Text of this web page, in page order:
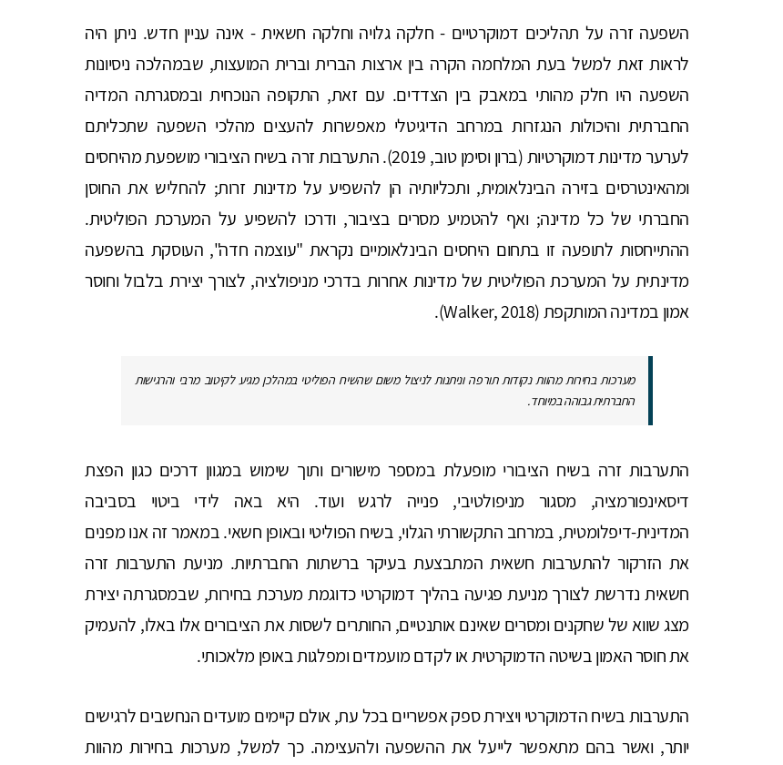
השפעה זרה על תהליכים דמוקרטיים - חלקה גלויה וחלקה חשאית - אינה עניין חדש. ניתן היה
לראות זאת למשל בעת המלחמה הקרה בין ארצות הברית וברית המועצות, שבמהלכה ניסיונות
השפעה היו חלק מהותי במאבק בין הצדדים. עם זאת, התקופה הנוכחית ובמסגרתה המדיה
החברתית והיכולות הנגזרות במרחב הדיגיטלי מאפשרות להעצים מהלכי השפעה שתכליתם
לערער מדינות דמוקרטיות (ברון וסימן טוב, 2019). התערבות זרה בשיח הציבורי מושפעת מהיחסים
ומהאינטרסים בזירה הבינלאומית, ותכליותיה הן להשפיע על מדינות זרות; להחליש את החוסן
החברתי של כל מדינה; ואף להטמיע מסרים בציבור, ודרכו להשפיע על המערכת הפוליטית.
ההתייחסות לתופעה זו בתחום היחסים הבינלאומיים נקראת "עוצמה חדה", העוסקת בהשפעה
מדינתית על המערכת הפוליטית של מדינות אחרות בדרכי מניפולציה, לצורך יצירת בלבול וחוסר
אמון במדינה המותקפת (Walker, 2018).
מערכות בחירות מהוות נקודות תורפה וניתנות לניצול משום שהשיח הפוליטי במהלכן מגיע לקיטוב מרבי והרגישות
החברתית גבוהה במיוחד.
התערבות זרה בשיח הציבורי מופעלת במספר מישורים ותוך שימוש במגוון דרכים כגון הפצת
דיסאינפורמציה, מסגור מניפולטיבי, פנייה לרגש ועוד. היא באה לידי ביטוי בסביבה
המדינית-דיפלומטית, במרחב התקשורתי הגלוי, בשיח הפוליטי ובאופן חשאי. במאמר זה אנו מפנים
את הזרקור להתערבות חשאית המתבצעת בעיקר ברשתות החברתיות. מניעת התערבות זרה
חשאית נדרשת לצורך מניעת פגיעה בהליך דמוקרטי כדוגמת מערכת בחירות, שבמסגרתה יצירת
מצג שווא של שחקנים ומסרים שאינם אותנטיים, החותרים לשסות את הציבורים אלו באלו, להעמיק
את חוסר האמון בשיטה הדמוקרטית או לקדם מועמדים ומפלגות באופן מלאכותי.
התערבות בשיח הדמוקרטי ויצירת ספק אפשריים בכל עת, אולם קיימים מועדים הנחשבים לרגישים
יותר, ואשר בהם מתאפשר לייעל את ההשפעה ולהעצימה. כך למשל, מערכות בחירות מהוות